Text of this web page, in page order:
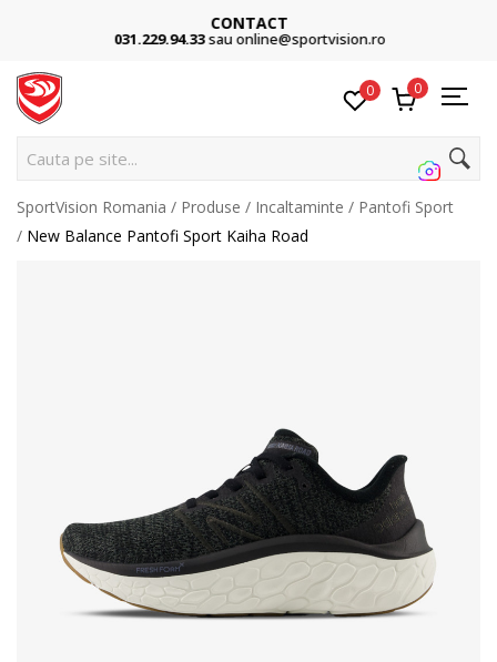
CONTACT
031.229.94.33sau online@sportvision.ro
0 0
Cauta pe site...
SportVision Romania Produse Incaltaminte
Pantofi Sport
New Balance Pantofi Sport Kaiha Road